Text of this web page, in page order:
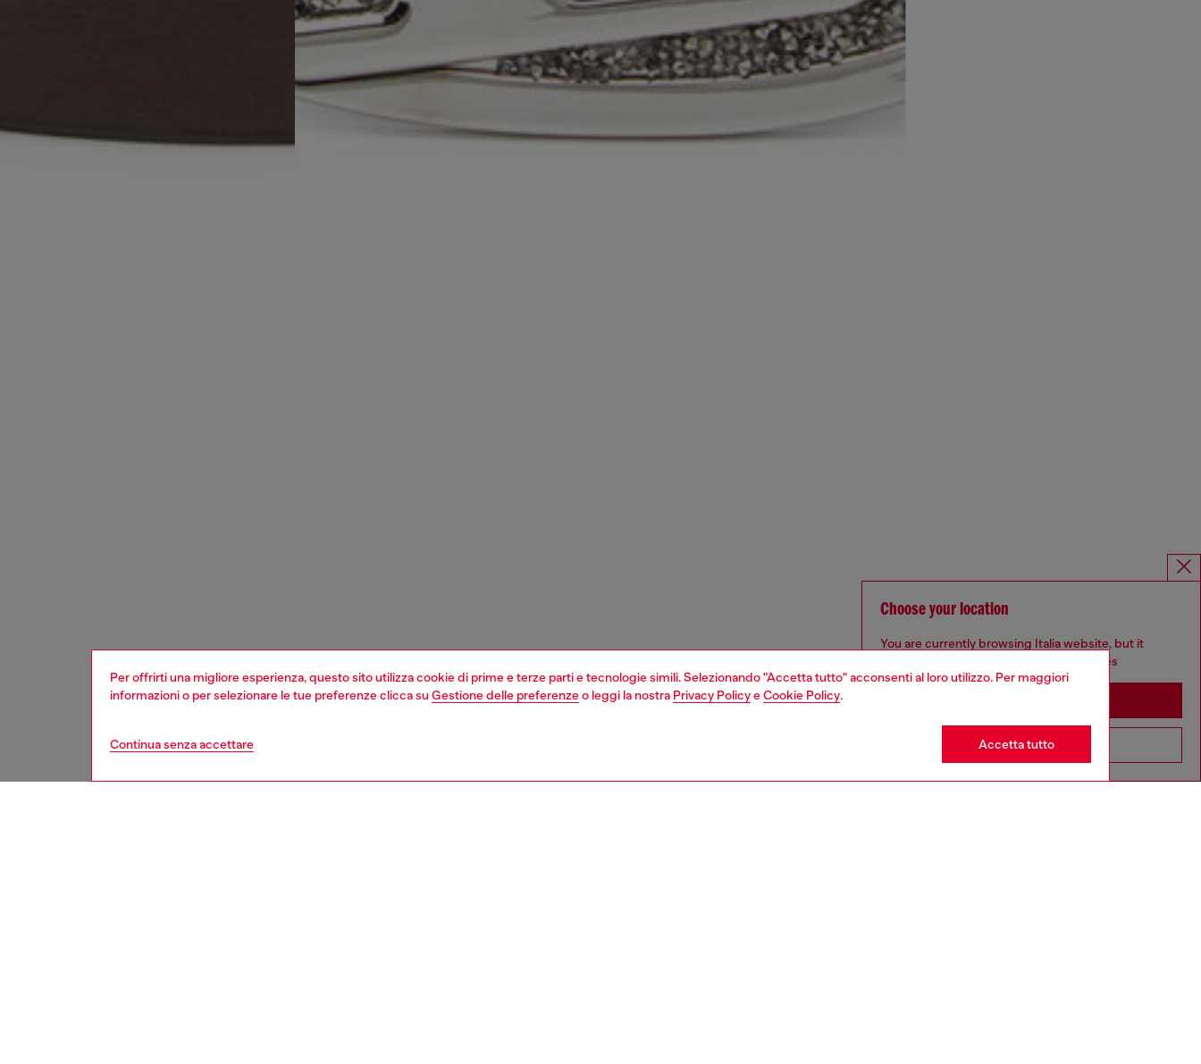
Per offrirti una migliore esperienza, questo sito utilizza cookie di prime e terze parti e tecnologie simili. Selezionando "Accetta tutto" acconsenti al loro utilizzo. Per maggiori
informazioni o per selezionare le tue preferenze clicca su Gestione delle preferenzeo leggi la nostra Privacy PolicyeCookie Policy.
Continua senza accettare Accetta tutto
Choose your location
You are currently browsing Italia website, but it
seems you may be based in United States
Go to United States